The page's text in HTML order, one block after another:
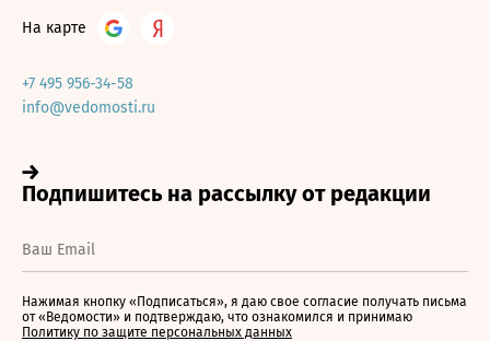
На карте
+7 495 956-34-58
info@vedomosti.ru
Нажимая кнопку «Подписаться», я даю свое согласие получать письма
от «Ведомости» и подтверждаю, что ознакомился и принимаю
Политику по защите персональных данных